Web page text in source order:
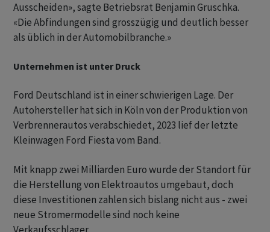
Ausscheiden», sagte Betriebsrat Benjamin Gruschka.
«Die Abfindungen sind grosszügig und deutlich besser
als üblich in der Automobilbranche.»
Unternehmen ist unter Druck
Ford Deutschland ist in einer schwierigen Lage. Der
Autohersteller hat sich in Köln von der Produktion von
Verbrennerautos verabschiedet, 2023 lief der letzte
Kleinwagen Ford Fiesta vom Band.
Mit knapp zwei Milliarden Euro wurde der Standort für
die Herstellung von Elektroautos umgebaut, doch
diese Investitionen zahlen sich bislang nicht aus - zwei
neue Stromermodelle sind noch keine